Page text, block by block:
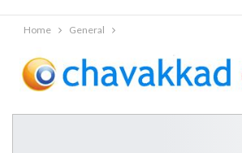
Home General